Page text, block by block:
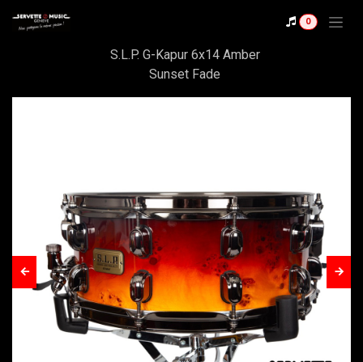
0
S.L.P. G-Kapur 6x14 Amber
Sunset Fade